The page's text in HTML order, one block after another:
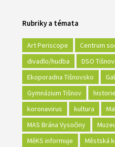
Rubriky a témata
Art Periscope
Centrum
divadlo/hudba
DSO
Ekoporadna Tišnovsko
Gymnázium Tišnov
historie
koronavirus
kultura
MAS Brána Vysočiny
MěKS informuje
Městská